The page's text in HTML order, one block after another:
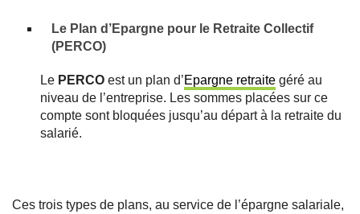
Le Plan d’Epargne pour le Retraite Collectif
(PERCO)
Le PERCO est un plan d’Epargne retraite géré au
niveau de l’entreprise. Les sommes placées sur ce
compte sont bloquées jusqu’au départ à la retraite du
salarié.
Ces trois types de plans, au service de l’épargne salariale,